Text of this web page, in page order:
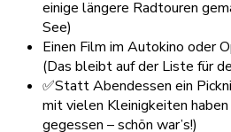
einige längere Radtouren
See)
Einen Film im Autokino oder
(Das bleibt auf der Liste für
✅Statt Abendessen ein
mit vielen Kleinigkeiten
gegessen – schön war’s!)